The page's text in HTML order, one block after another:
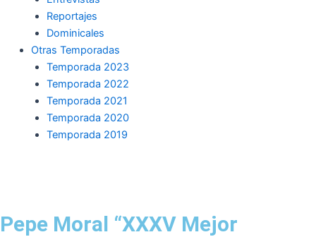
Reportajes
Dominicales
Otras Temporadas
Temporada 2023
Temporada 2022
Temporada 2021
Temporada 2020
Temporada 2019
Pepe Moral “XXXV Mejor